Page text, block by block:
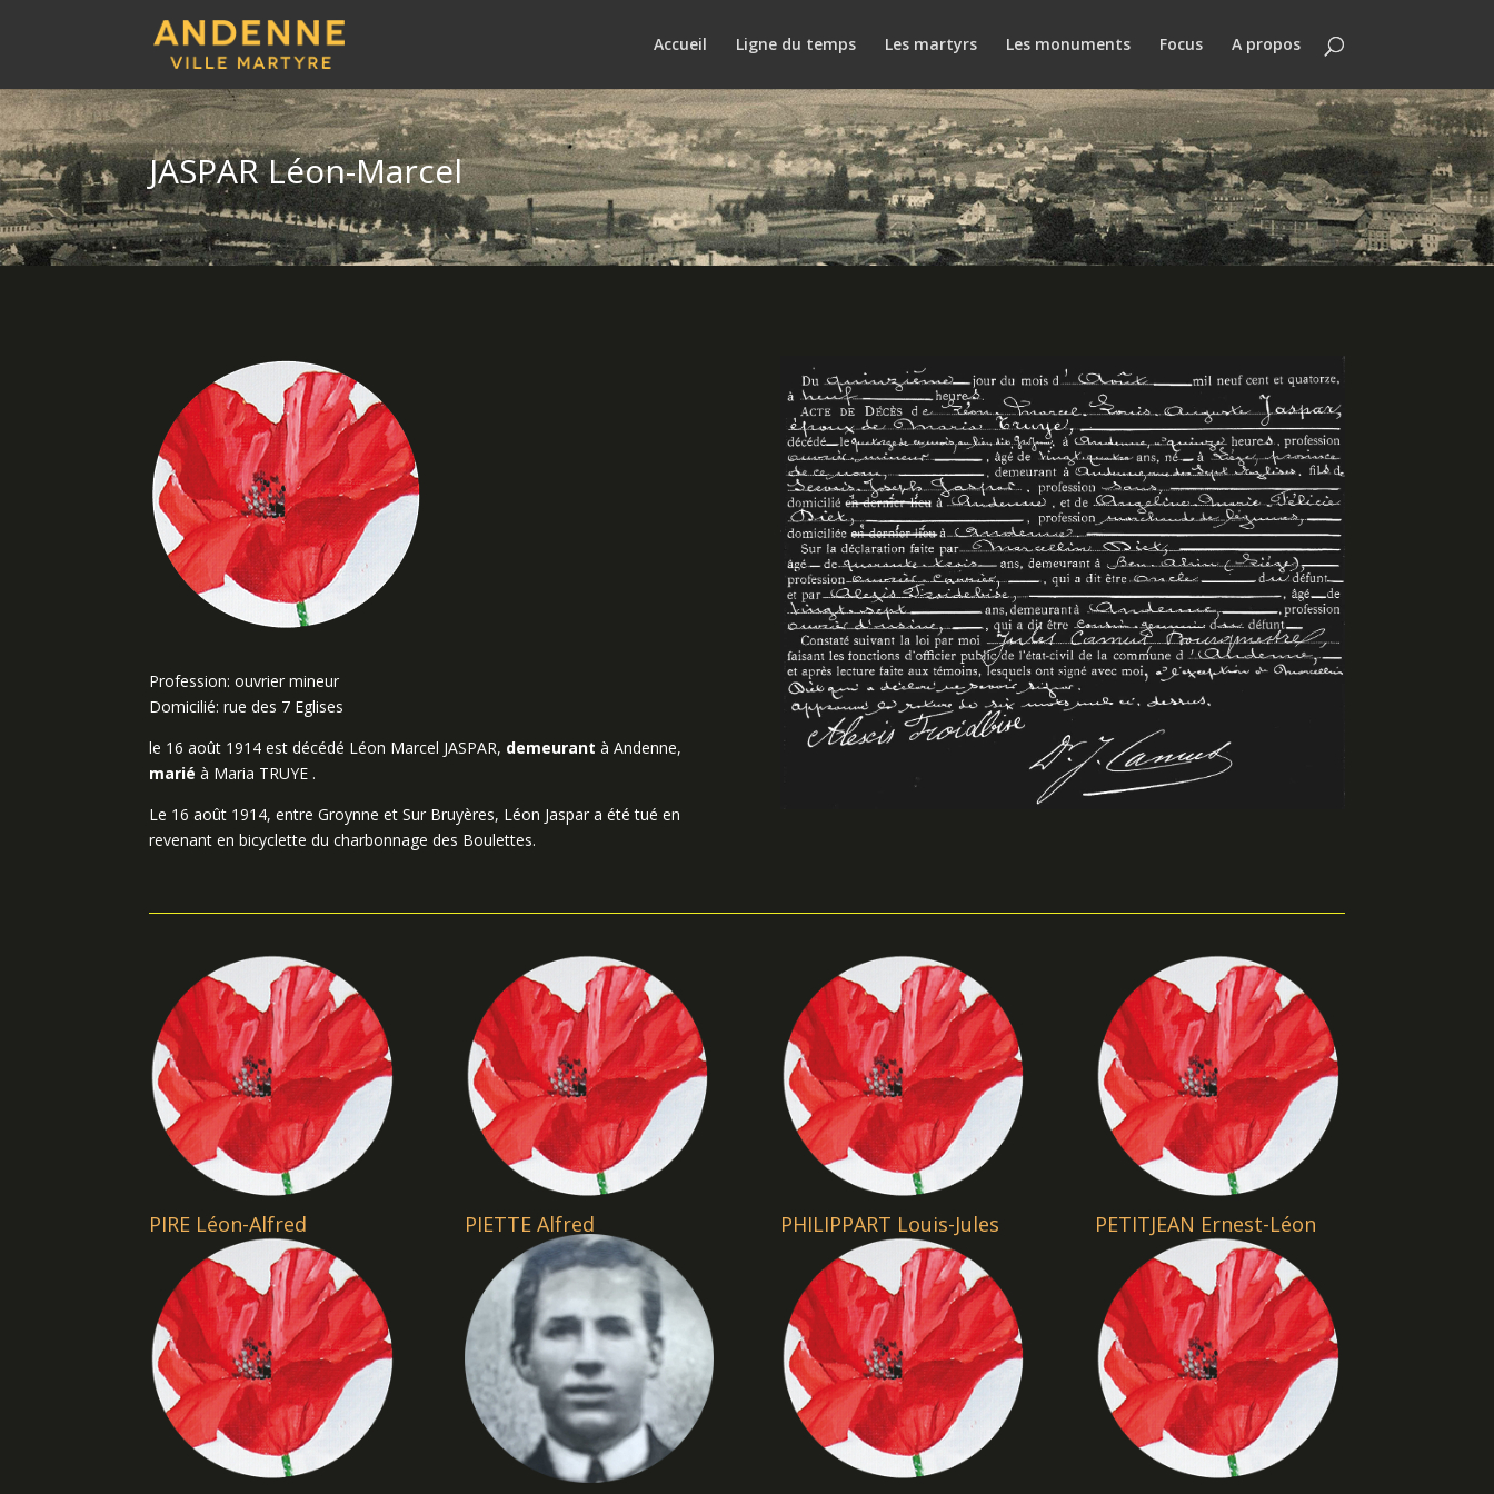
Accueil Ligne du temps Les martyrs Les monuments Focus A propos
JASPAR Léon-Marcel
Profession: ouvrier mineur
Domicilié: rue des 7 Eglises
le 16 août 1914 est décédé Léon Marcel JASPAR, demeurant à Andenne,
mariéà Maria TRUYE .
Le 16 août 1914, entre Groynne et Sur Bruyères, Léon Jaspar a été tué en
revenant en bicyclette du charbonnage des Boulettes.
PIRE Léon-Alfred PIETTE Alfred PHILIPPART Louis-Jules PETITJEAN Ernest-Léon